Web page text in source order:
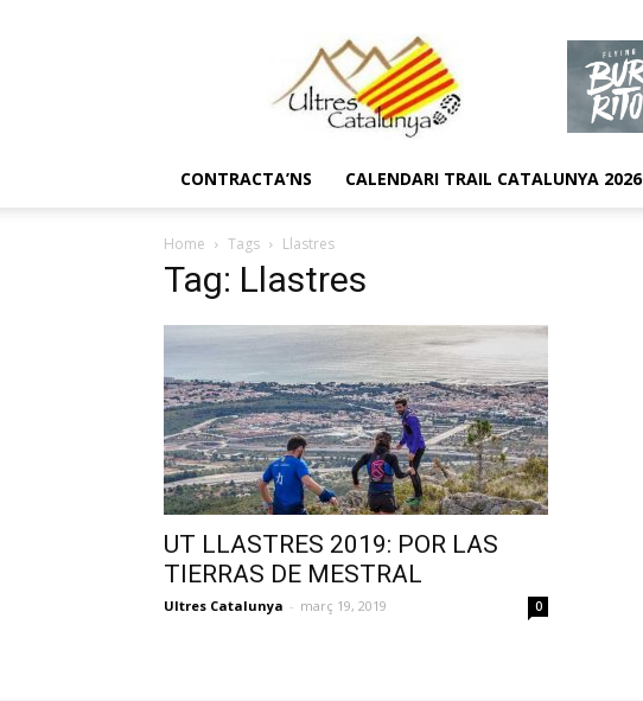
CONTRACTA’NS CALENDARI TRAIL CATALUNYA 2026
Home Tags Llastres
Tag: Llastres
UT LLASTRES 2019: POR LAS
TIERRAS DE MESTRAL
Ultres Catalunya - març 19, 2019 0